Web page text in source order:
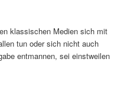
klassischen Medien sich mit
tun oder sich nicht auch
entmannen, sei einstweilen